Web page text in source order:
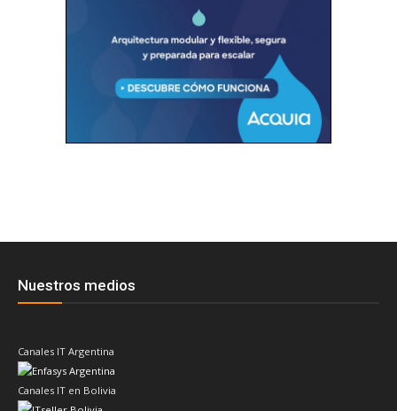
Nuestros medios
Canales IT Argentina
Canales IT en Bolivia